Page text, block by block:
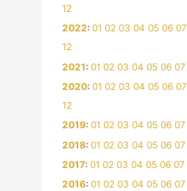
12
2022: 01 02 03 04 05 06 07
12
2021: 01 02 03 04 05 06 07
2020: 01 02 03 04 05 06 07
12
2019: 01 02 03 04 05 06 07
2018: 01 02 03 04 05 06 07
2017: 01 02 03 04 05 06 07
2016: 01 02 03 04 05 06 07